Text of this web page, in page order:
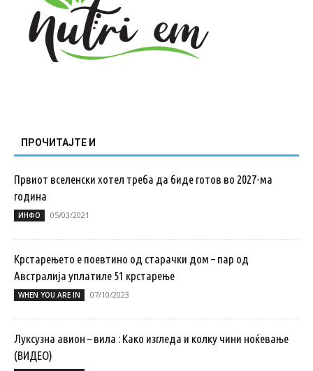
ПРОЧИТАЈТЕ И
Првиот вселенски хотел треба да биде готов во 2027-ма
година
ИНФО 05/03/2021
Крстарењето е поевтино од старачки дом – пар од
Австралија уплатиле 51 крстарење
WHEN YOU ARE IN 07/10/2023
Луксузна авион – вила : Како изгледа и колку чини ноќевање
(ВИДЕО)